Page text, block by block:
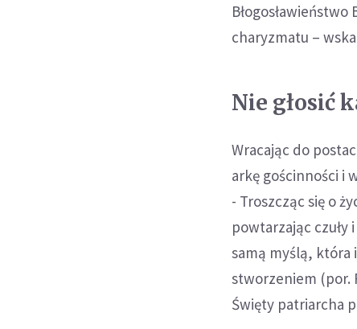
charyzmatu –
Nie głosić
Wracając do
arkę gościnności i
- Troszcząc się o
powtarzając
samą myślą, która
stworzeniem (por.
Święty patriarcha